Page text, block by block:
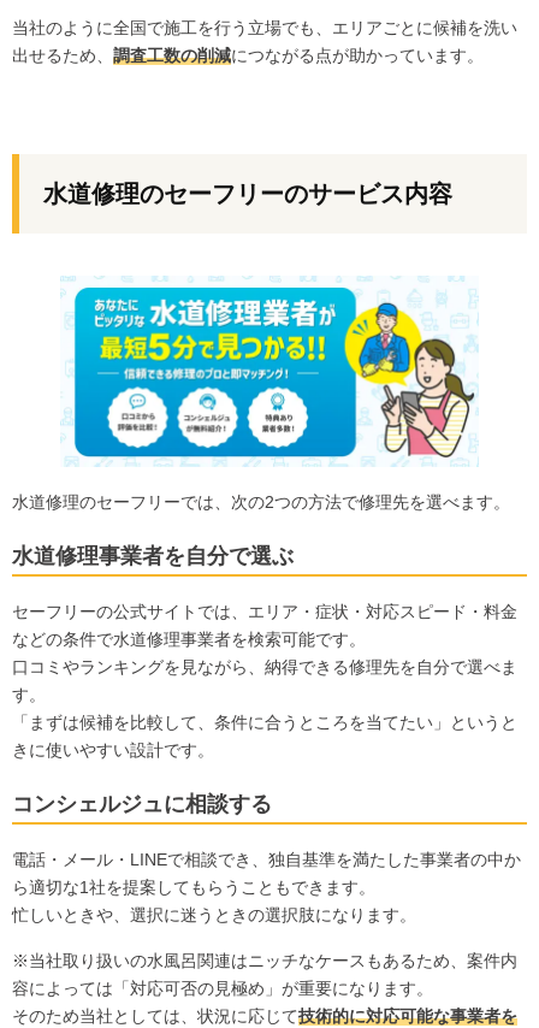
当社のように全国で施工を行う立場でも、エリアごとに候補を洗い
出せるため、 調査工数の削減につながる点が助かっています。
水道修理のセーフリーのサービス内容
水道修理のセーフリーでは、次の2つの方法で修理先を選べます。
水道修理事業者を自分で選ぶ
セーフリーの公式サイトでは、エリア・症状・対応スピード・料金
などの条件で水道修理事業者を検索可能です。
口コミやランキングを見ながら、納得できる修理先を自分で選べま
す。
「まずは候補を比較して、条件に合うところを当てたい」というと
きに使いやすい設計です。
コンシェルジュに相談する
電話・メール・LINEで相談でき、独自基準を満たした事業者の中か
ら適切な1社を提案してもらうこともできます。
忙しいときや、選択に迷うときの選択肢になります。
※当社取り扱いの水風呂関連はニッチなケースもあるため、案件内
容によっては「対応可否の見極め」が重要になります。
そのため当社としては、状況に応じて技術的に対応可能な事業者を